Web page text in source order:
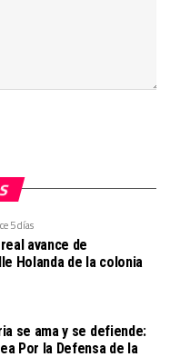
5 días
avance de
Holanda de la colonia
se ama y se defiende:
Por la Defensa de la